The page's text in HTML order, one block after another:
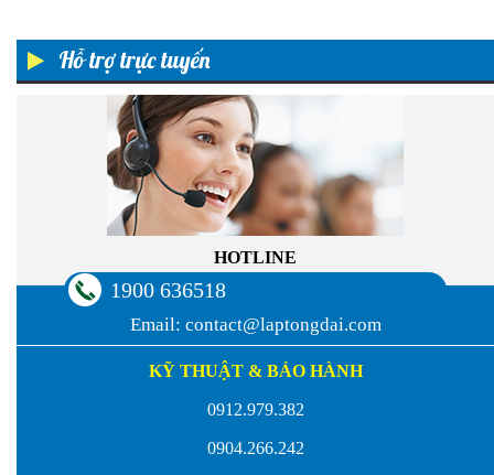
Hỗ trợ trực tuyến
HOTLINE
1900 636518
Email: contact@laptongdai.com
KỸ THUẬT & BẢO HÀNH
0912.979.382
0904.266.242